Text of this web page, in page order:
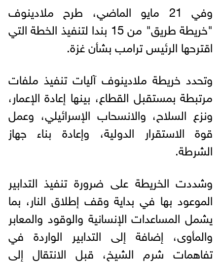
وفي 21 مايو الماضي، طرح ملادينوف
"خريطة طريق" من 15 بندا لتنفيذ الخطة التي
اقترحها الرئيس ترامب بشأن غزة.
وتحدد خريطة ملادينوف آليات تنفيذ ملفات
مرتبطة بمستقبل القطاع، بينها إعادة الإعمار،
ونزع السلاح، والانسحاب الإسرائيلي، وعمل
قوة الاستقرار الدولية، وإعادة بناء جهاز
الشرطة.
وشددت الخريطة على ضرورة تنفيذ التدابير
الموعود بها في بداية وقف إطلاق النار، بما
يشمل المساعدات الإنسانية والوقود والمعابر
والمأوى، إضافة إلى التدابير الواردة في
تفاهمات شرم الشيخ، قبل الانتقال إلى